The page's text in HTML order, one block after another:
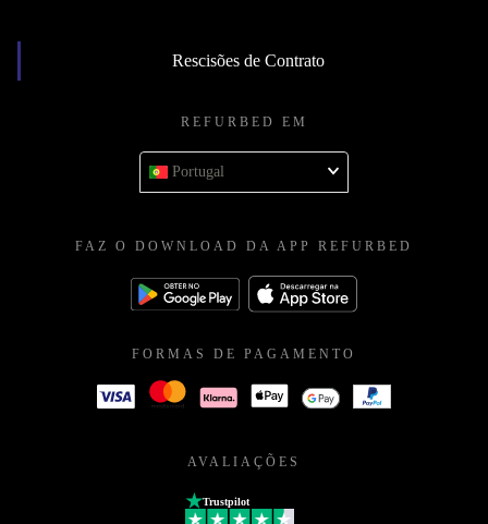
Rescisões de Contrato
REFURBED EM
Portugal
FAZ O DOWNLOAD DA APP REFURBED
FORMAS DE PAGAMENTO
AVALIAÇÕES
Trustpilot